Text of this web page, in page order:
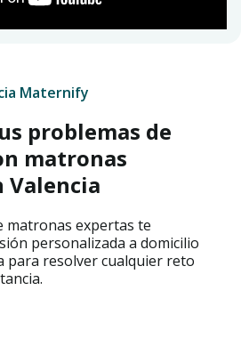
Maternify
problemas de
matronas
Valencia
matronas expertas te
personalizada a domicilio
para resolver cualquier reto